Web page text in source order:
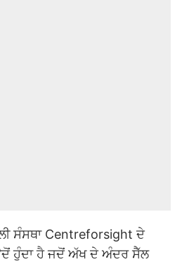
ਸੰਸਥਾ Centreforsight ਦੇ
ਹੁੰਦਾ ਹੈ ਜਦੋਂ ਅੱਖ ਦੇ ਅੰਦਰ ਸੈੱਲ